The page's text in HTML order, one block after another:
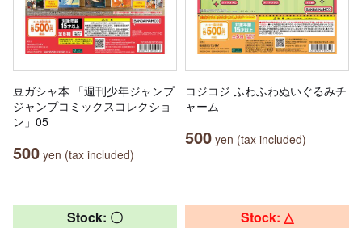
豆ガシャ本 「週刊少年ジャンプ
ジャンプコミックスコレクショ
ン」05
500 yen (tax included)
コジコジ ふわふわぬいぐるみチ
ャーム
500 yen (tax included)
Stock: 〇 Stock: △